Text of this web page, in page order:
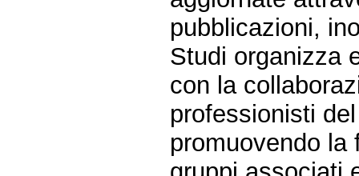
pubblicazioni,
Studi organizza
con la
professionisti
promuovendo la